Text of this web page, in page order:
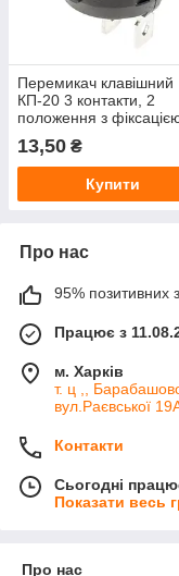
Перемикач клавішний
КП-20 3 контакти, 2
положення з
чорний
13,50 ₴
Купити
Про нас
95% позитивних з
Працює з
м. Харків
т. ц ,,
вул.Раєвської
Контакти
Сьогодні
Показати весь
Про нас